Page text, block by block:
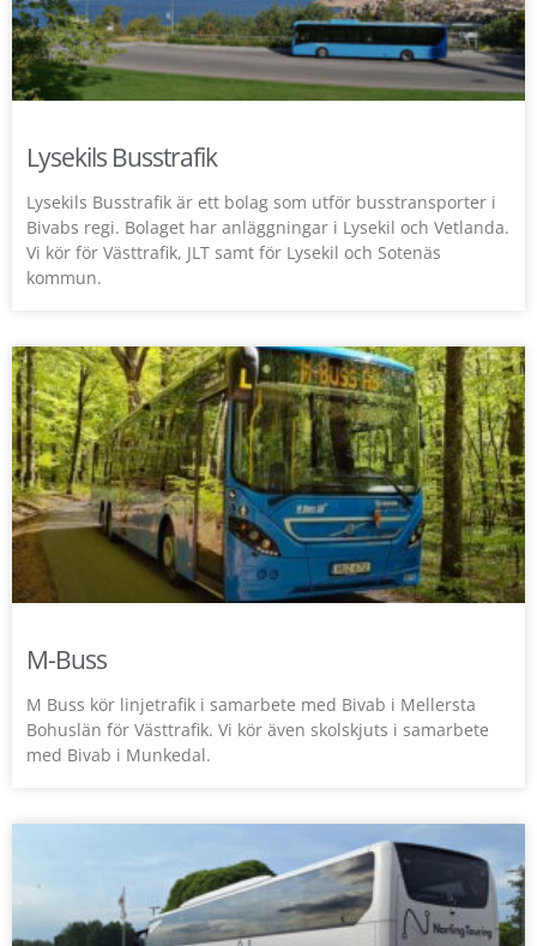
Lysekils Busstrafik
Lysekils Busstrafik är ett bolag som utför busstransporter i
Bivabs regi. Bolaget har anläggningar i Lysekil och Vetlanda.
Vi kör för Västtrafik, JLT samt för Lysekil och Sotenäs
kommun.
M-Buss
M Buss kör linjetrafik i samarbete med Bivab i Mellersta
Bohuslän för Västtrafik. Vi kör även skolskjuts i samarbete
med Bivab i Munkedal.